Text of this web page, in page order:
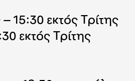
15:30 εκτός Τρίτης
εκτός Τρίτης